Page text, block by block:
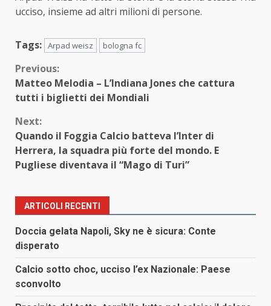
ucciso, insieme ad altri milioni di persone.
Tags: Arpad weisz bologna fc
Continue
Reading
Previous:
Matteo Melodia – L’Indiana Jones che cattura
tutti i biglietti dei Mondiali
Next:
Quando il Foggia Calcio batteva l’Inter di
Herrera, la squadra più forte del mondo. E
Pugliese diventava il “Mago di Turi”
ARTICOLI RECENTI
Doccia gelata Napoli, Sky ne è sicura: Conte
disperato
Calcio sotto choc, ucciso l’ex Nazionale: Paese
sconvolto